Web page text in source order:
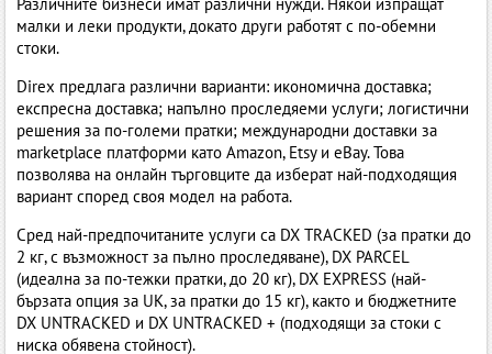
малки и леки продукти, докато други работят с по-обемни
стоки.
Direx предлага различни варианти: икономична доставка;
експресна доставка; напълно проследяеми услуги; логистични
решения за по-големи пратки; международни доставки за
marketplace платформи като Amazon, Etsy и eBay. Това
позволява на онлайн търговците да изберат най-подходящия
вариант според своя модел на работа.
Сред най-предпочитаните услуги са DX TRACKED (за пратки до
2 кг, с възможност за пълно проследяване), DX PARCEL
(идеална за по-тежки пратки, до 20 кг), DX EXPRESS (най-
бързата опция за UK, за пратки до 15 кг), както и бюджетните
DX UNTRACKED и DX UNTRACKED + (подходящи за стоки с
ниска обявена стойност).